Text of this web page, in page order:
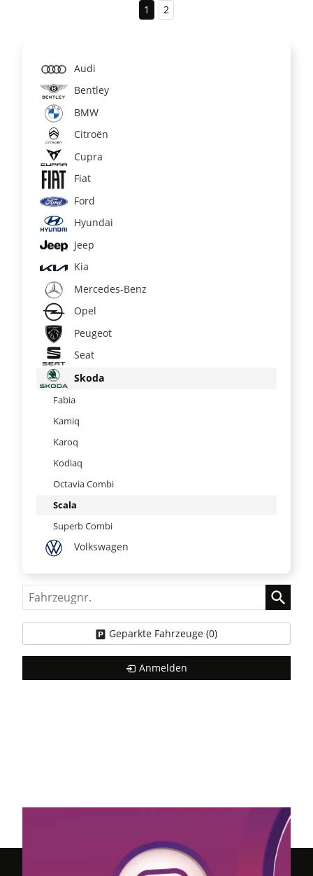
1 2
Audi
Bentley
BMW
Citroën
Cupra
Fiat
Ford
Hyundai
Jeep
Kia
Mercedes-Benz
Opel
Peugeot
Seat
Skoda
Fabia
Kamiq
Karoq
Kodiaq
Octavia Combi
Scala
Superb Combi
Volkswagen
Fahrzeugnr.
Geparkte Fahrzeuge (0)
Anmelden